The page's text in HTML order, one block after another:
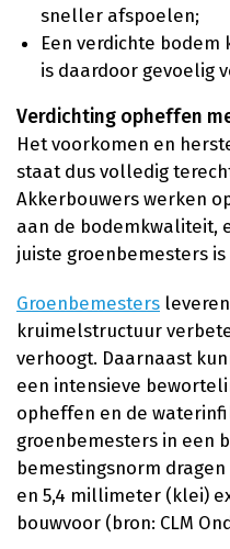
sneller afspoelen;
Een verdichte
is daardoor gevoelig
Verdichting opheffen
Het voorkomen en
staat dus volledig
Akkerbouwers werken
aan de bodemkwaliteit,
juiste groenbemesters is
Groenbemesters
kruimelstructuur
verhoogt. Daarnaast
een intensieve
opheffen en de
groenbemesters in een
bemestingsnorm
en 5,4 millimeter (klei)
bouwvoor (bron: CLM